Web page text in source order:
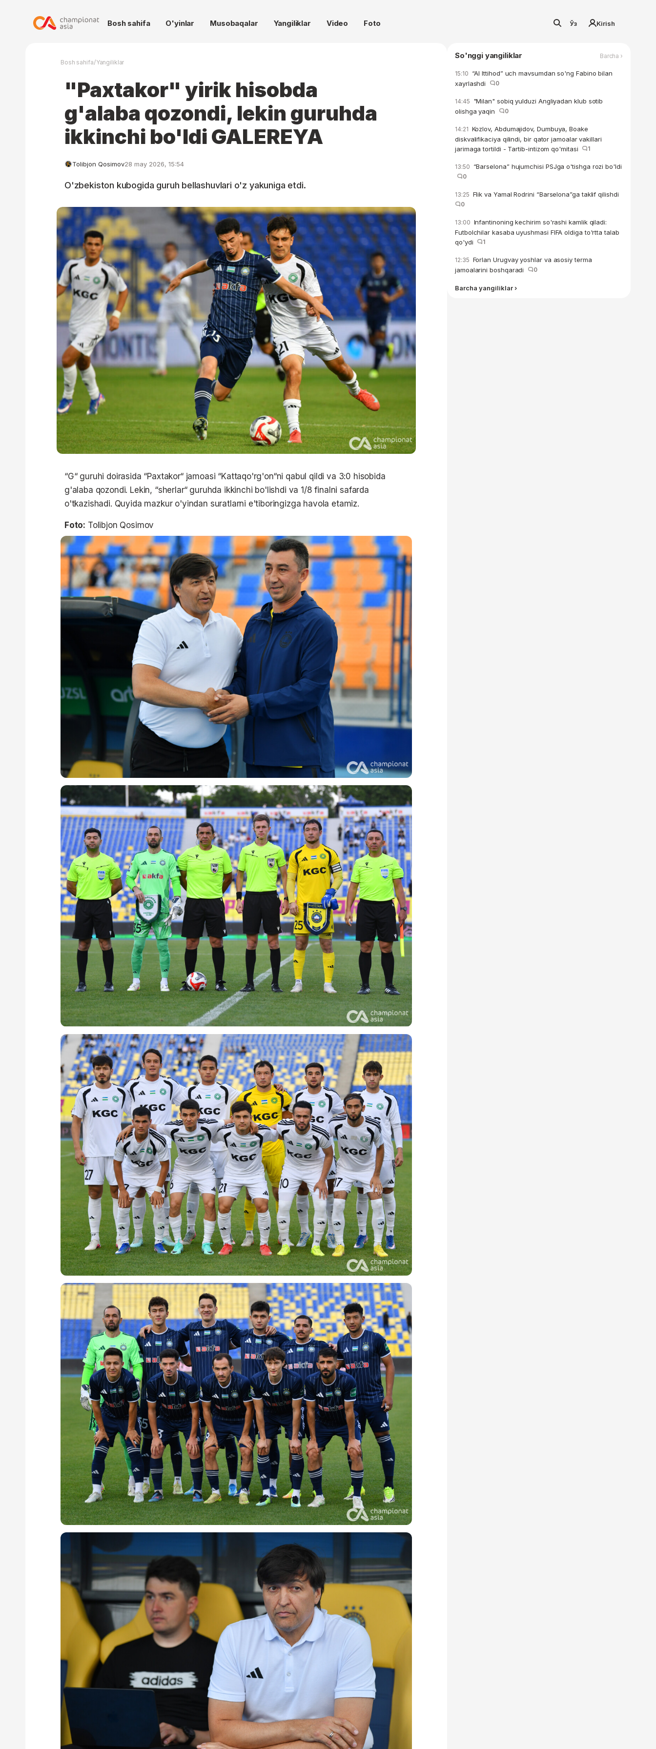
Bosh sahifa O'yinlar Musobaqalar Yangiliklar Video Foto Ўз Kirish
Bosh sahifa/Yangiliklar
"Paxtakor" yirik hisobda
g'alaba qozondi, lekin guruhda
ikkinchi bo'ldi GALEREYA
Tolibjon Qosimov28 may 2026, 15:54
O'zbekiston kubogida guruh bellashuvlari o'z yakuniga etdi.
“G“ guruhi doirasida “Paxtakor“ jamoasi “Kattaqo'rg'on“ni qabul qildi va 3:0 hisobida
g'alaba qozondi. Lekin, “sherlar“ guruhda ikkinchi bo'lishdi va 1/8 finalni safarda
o'tkazishadi. Quyida mazkur o'yindan suratlarni e'tiboringizga havola etamiz.
Foto: Tolibjon Qosimov
So'nggi yangiliklar Barcha ›
15:10 “Al Ittihod” uch mavsumdan so'ng Fabino bilan
xayrlashdi
0
14:45 "Milan" sobiq yulduzi Angliyadan klub sotib
olishga yaqin
0
14:21 Kozlov, Abdumajidov, Dumbuya, Boake
diskvalifikaciya qilindi, bir qator jamoalar vakillari
jarimaga tortildi - Tartib-intizom qo'mitasi
1
13:50 “Barselona” hujumchisi PSJga o'tishga rozi bo'ldi
0
13:25 Flik va Yamal Rodrini “Barselona”ga taklif qilishdi
0
13:00 Infantinoning kechirim so'rashi kamlik qiladi:
Futbolchilar kasaba uyushmasi FIFA oldiga to'rtta talab
qo'ydi
1
12:35 Forlan Urugvay yoshlar va asosiy terma
jamoalarini boshqaradi
0
Barcha yangiliklar ›